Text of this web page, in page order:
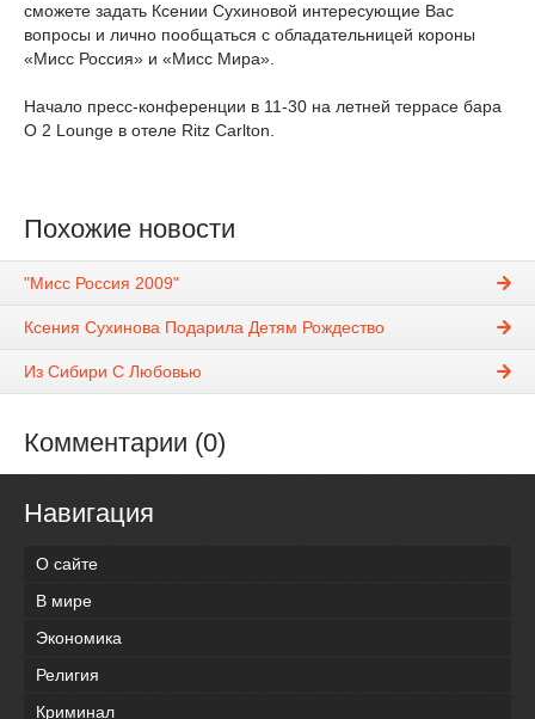
сможете задать Ксении Сухиновой интересующие Вас
вопросы и лично пообщаться с обладательницей короны
«Мисс Россия» и «Мисс Мира».
Начало пресс-конференции в 11-30 на летней террасе бара
O 2 Lounge в отеле Ritz Carlton.
Похожие новости
"Мисс Россия 2009"
Ксения Сухинова Подарила Детям Рождество
Из Сибири С Любовью
Комментарии (0)
Навигация
О сайте
В мире
Экономика
Религия
Криминал